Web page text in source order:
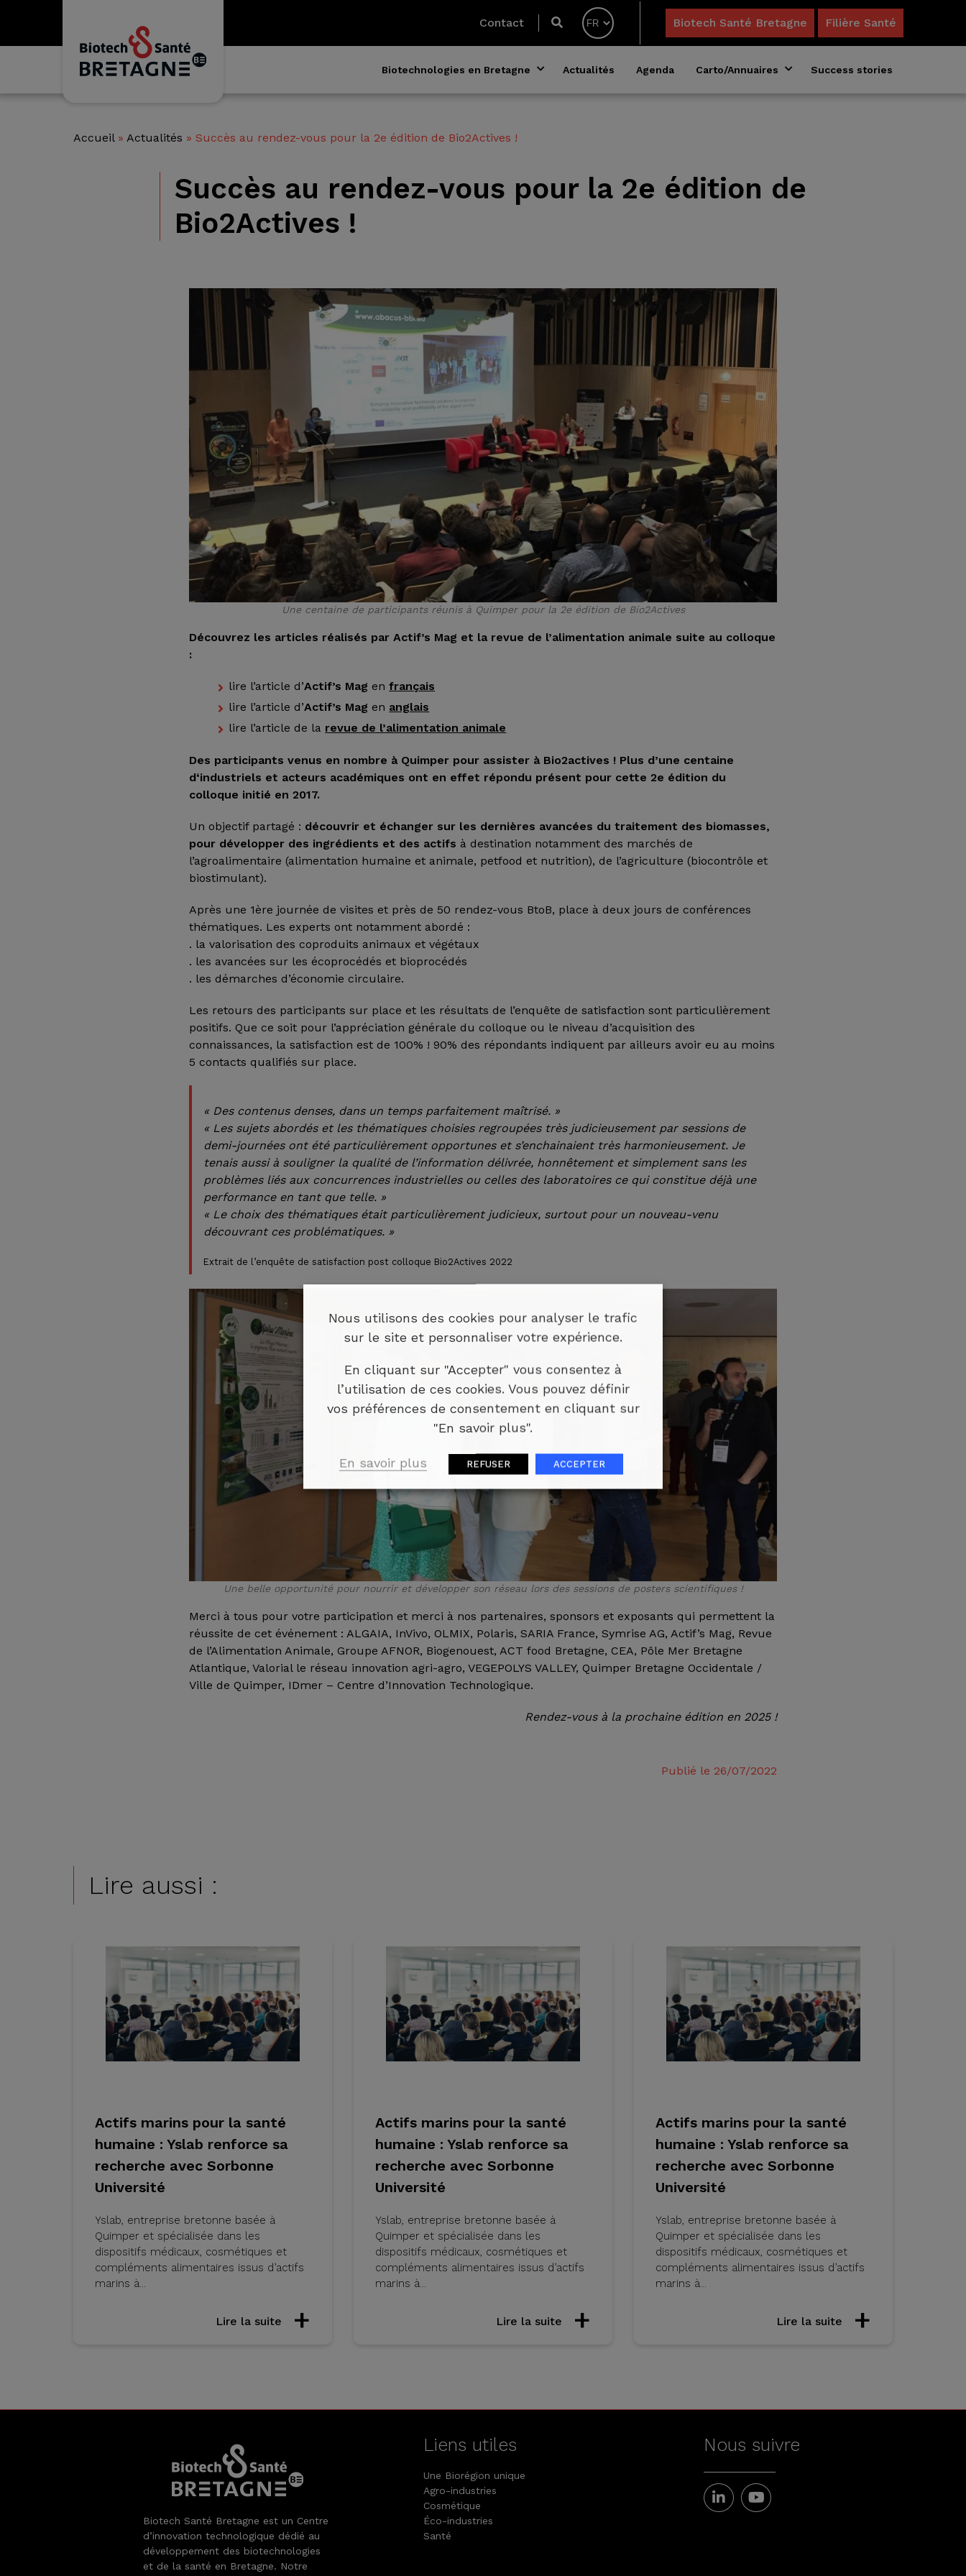
Contact Biotech Santé Bretagne Filière Santé
Biotechnologies en Bretagne Actualités Agenda Carto/Annuaires Success stories
Accueil» Actualités » Succès au rendez-vous pour la 2e édition de Bio2Actives !
Succès au rendez-vous pour la 2e édition de
Bio2Actives !
Une centaine de participants réunis à Quimper pour la 2e édition de Bio2Actives
Découvrez les articles réalisés par Actif’s Mag et la revue de l’alimentation animale suite au colloque
:
lire l’article d’Actif’s Mag en français
lire l’article d’Actif’s Mag en anglais
lire l’article de la revue de l’alimentation animale
Des participants venus en nombre à Quimper pour assister à Bio2actives ! Plus d’une centaine
d‘industriels et acteurs académiques ont en effet répondu présent pour cette 2e édition du
colloque initié en 2017.
Un objectif partagé : découvrir et échanger sur les dernières avancées du traitement des biomasses,
pour développer des ingrédients et des actifs à destination notamment des marchés de
l’agroalimentaire (alimentation humaine et animale, petfood et nutrition), de l’agriculture (biocontrôle et
biostimulant).
Après une 1ère journée de visites et près de 50 rendez-vous BtoB, place à deux jours de conférences
thématiques. Les experts ont notamment abordé :
. la valorisation des coproduits animaux et végétaux
. les avancées sur les écoprocédés et bioprocédés
. les démarches d’économie circulaire.
Les retours des participants sur place et les résultats de l’enquête de satisfaction sont particulièrement
positifs. Que ce soit pour l’appréciation générale du colloque ou le niveau d’acquisition des
connaissances, la satisfaction est de 100% ! 90% des répondants indiquent par ailleurs avoir eu au moins
5 contacts qualifiés sur place.
« Des contenus denses, dans un temps parfaitement maîtrisé. »
« Les sujets abordés et les thématiques choisies regroupées très judicieusement par sessions de
demi-journées ont été particulièrement opportunes et s’enchainaient très harmonieusement. Je
tenais aussi à souligner la qualité de l’information délivrée, honnêtement et simplement sans les
problèmes liés aux concurrences industrielles ou celles des laboratoires ce qui constitue déjà une
performance en tant que telle. »
« Le choix des thématiques était particulièrement judicieux, surtout pour un nouveau-venu
découvrant ces problématiques. »
Extrait de l’enquête de satisfaction post colloque Bio2Actives 2022
Une belle opportunité pour nourrir et développer son réseau lors des sessions de posters scientifiques !
Merci à tous pour votre participation et merci à nos partenaires, sponsors et exposants qui permettent la
réussite de cet événement : ALGAIA, InVivo, OLMIX, Polaris, SARIA France, Symrise AG, Actif’s Mag, Revue
de l’Alimentation Animale, Groupe AFNOR, Biogenouest, ACT food Bretagne, CEA, Pôle Mer Bretagne
Atlantique, Valorial le réseau innovation agri-agro, VEGEPOLYS VALLEY, Quimper Bretagne Occidentale /
Ville de Quimper, IDmer – Centre d’Innovation Technologique.
Rendez-vous à la prochaine édition en 2025 !
Publié le 26/07/2022
Lire aussi :
Actifs marins pour la santé
humaine : Yslab renforce sa
recherche avec Sorbonne
Université
Yslab, entreprise bretonne basée à
Quimper et spécialisée dans les
dispositifs médicaux, cosmétiques et
compléments alimentaires issus d’actifs
marins à...
Lire la suite
Actifs marins pour la santé
humaine : Yslab renforce sa
recherche avec Sorbonne
Université
Yslab, entreprise bretonne basée à
Quimper et spécialisée dans les
dispositifs médicaux, cosmétiques et
compléments alimentaires issus d’actifs
marins à...
Lire la suite
Actifs marins pour la santé
humaine : Yslab renforce sa
recherche avec Sorbonne
Université
Yslab, entreprise bretonne basée à
Quimper et spécialisée dans les
dispositifs médicaux, cosmétiques et
compléments alimentaires issus d’actifs
marins à...
Lire la suite
Biotech Santé Bretagne est un Centre
d’innovation technologique dédié au
développement des biotechnologies
et de la santé en Bretagne. Notre
Liens utiles
Une Biorégion unique
Agro-industries
Cosmétique
Éco-industries
Santé
Nous suivre
Nous utilisons des cookies pour analyser le trafic
sur le site et personnaliser votre expérience.
En cliquant sur "Accepter" vous consentez à
l’utilisation de ces cookies. Vous pouvez définir
vos préférences de consentement en cliquant sur
"En savoir plus".
En savoir plus REFUSER ACCEPTER